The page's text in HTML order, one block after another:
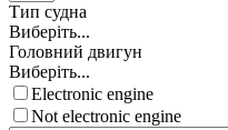
Тип судна
Виберіть...
Головний двигун
Виберіть...
Electronic engine
Not electronic engine